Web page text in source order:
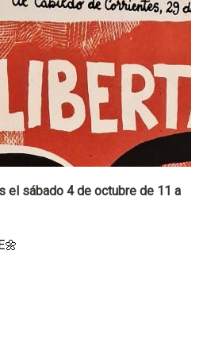
el sábado 4 de octubre de 11 a